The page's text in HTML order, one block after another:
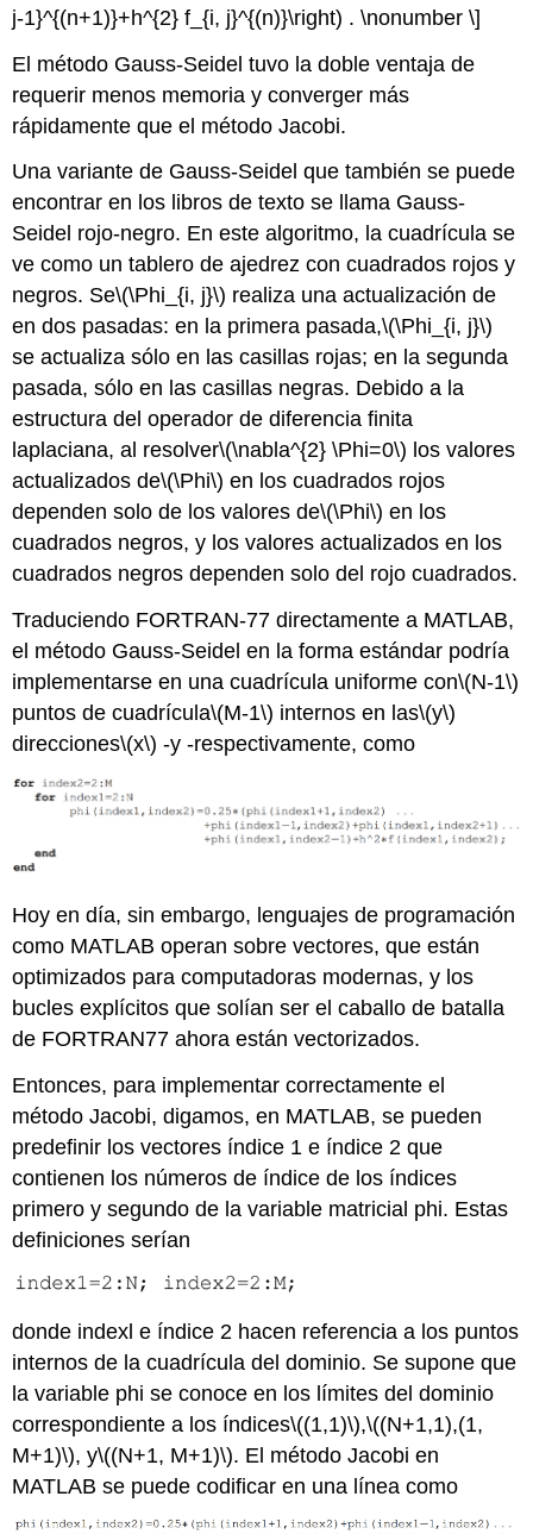
j-1}^{(n+1)}+h^{2} f_{i, j}^{(n)}\right) . \nonumber \]
El método Gauss-Seidel tuvo la doble ventaja de
requerir menos memoria y converger más
rápidamente que el método Jacobi.
Una variante de Gauss-Seidel que también se puede
encontrar en los libros de texto se llama Gauss-
Seidel rojo-negro. En este algoritmo, la cuadrícula se
ve como un tablero de ajedrez con cuadrados rojos y
negros. Se\(\Phi_{i, j}\) realiza una actualización de
en dos pasadas: en la primera pasada,\(\Phi_{i, j}\)
se actualiza sólo en las casillas rojas; en la segunda
pasada, sólo en las casillas negras. Debido a la
estructura del operador de diferencia finita
laplaciana, al resolver\(\nabla^{2} \Phi=0\) los valores
actualizados de\(\Phi\) en los cuadrados rojos
dependen solo de los valores de\(\Phi\) en los
cuadrados negros, y los valores actualizados en los
cuadrados negros dependen solo del rojo cuadrados.
Traduciendo FORTRAN-77 directamente a MATLAB,
el método Gauss-Seidel en la forma estándar podría
implementarse en una cuadrícula uniforme con\(N-1\)
puntos de cuadrícula\(M-1\) internos en las\(y\)
direcciones\(x\) -y -respectivamente, como
Hoy en día, sin embargo, lenguajes de programación
como MATLAB operan sobre vectores, que están
optimizados para computadoras modernas, y los
bucles explícitos que solían ser el caballo de batalla
de FORTRAN77 ahora están vectorizados.
Entonces, para implementar correctamente el
método Jacobi, digamos, en MATLAB, se pueden
predefinir los vectores índice 1 e índice 2 que
contienen los números de índice de los índices
primero y segundo de la variable matricial phi. Estas
definiciones serían
donde indexl e índice 2 hacen referencia a los puntos
internos de la cuadrícula del dominio. Se supone que
la variable phi se conoce en los límites del dominio
correspondiente a los índices\((1,1)\),\((N+1,1),(1,
M+1)\), y\((N+1, M+1)\). El método Jacobi en
MATLAB se puede codificar en una línea como